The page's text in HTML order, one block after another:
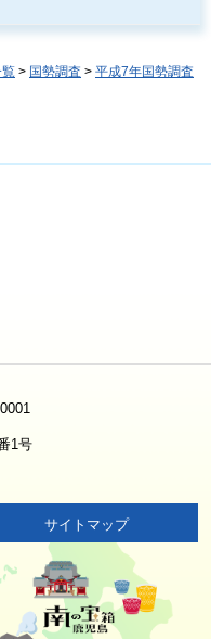
> 国勢調査 > 平成7年国勢調査
1号
サイトマップ